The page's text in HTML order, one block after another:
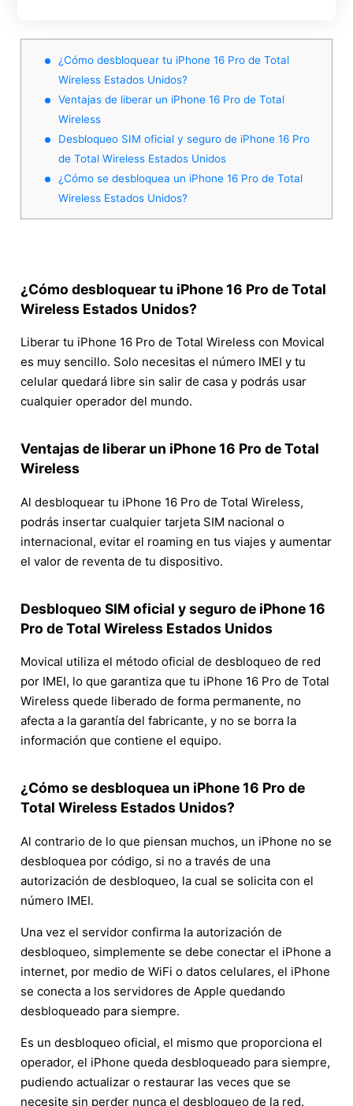
¿Cómo desbloquear tu iPhone 16 Pro de Total
Wireless Estados Unidos?
Ventajas de liberar un iPhone 16 Pro de Total
Wireless
Desbloqueo SIM oficial y seguro de iPhone 16 Pro
de Total Wireless Estados Unidos
¿Cómo se desbloquea un iPhone 16 Pro de Total
Wireless Estados Unidos?
¿Cómo desbloquear tu iPhone 16 Pro de Total
Wireless Estados Unidos?
Liberar tu iPhone 16 Pro de Total Wireless con Movical
es muy sencillo. Solo necesitas el número IMEI y tu
celular quedará libre sin salir de casa y podrás usar
cualquier operador del mundo.
Ventajas de liberar un iPhone 16 Pro de Total
Wireless
Al desbloquear tu iPhone 16 Pro de Total Wireless,
podrás insertar cualquier tarjeta SIM nacional o
internacional, evitar el roaming en tus viajes y aumentar
el valor de reventa de tu dispositivo.
Desbloqueo SIM oficial y seguro de iPhone 16
Pro de Total Wireless Estados Unidos
Movical utiliza el método oficial de desbloqueo de red
por IMEI, lo que garantiza que tu iPhone 16 Pro de Total
Wireless quede liberado de forma permanente, no
afecta a la garantía del fabricante, y no se borra la
información que contiene el equipo.
¿Cómo se desbloquea un iPhone 16 Pro de
Total Wireless Estados Unidos?
Al contrario de lo que piensan muchos, un iPhone no se
desbloquea por código, si no a través de una
autorización de desbloqueo, la cual se solicita con el
número IMEI.
Una vez el servidor confirma la autorización de
desbloqueo, simplemente se debe conectar el iPhone a
internet, por medio de WiFi o datos celulares, el iPhone
se conecta a los servidores de Apple quedando
desbloqueado para siempre.
Es un desbloqueo oficial, el mismo que proporciona el
operador, el iPhone queda desbloqueado para siempre,
pudiendo actualizar o restaurar las veces que se
necesite sin perder nunca el desbloqueo de la red.